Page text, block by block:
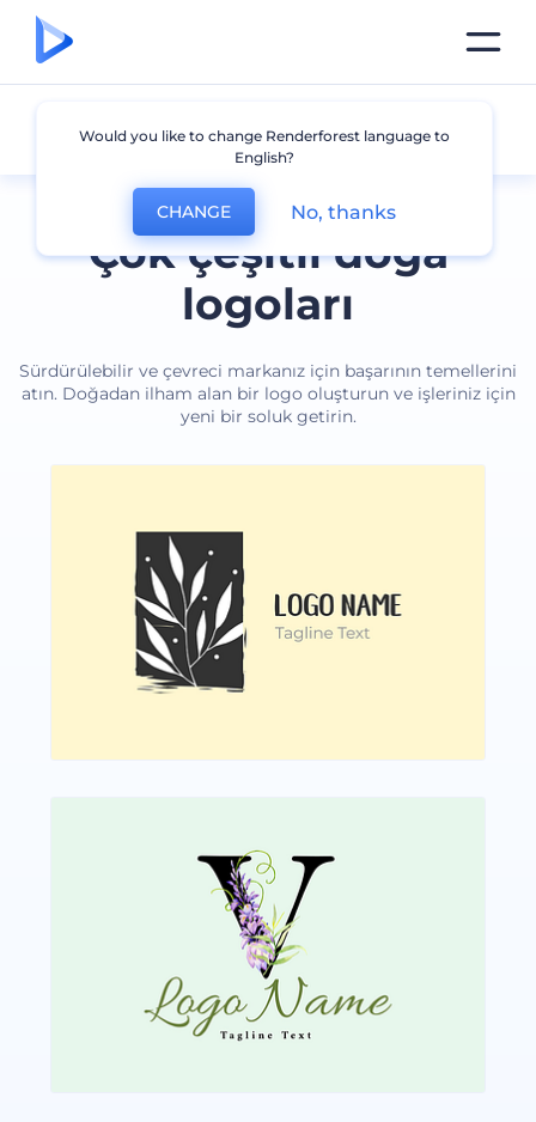
Çok çeşitli doğa
logoları
Sürdürülebilir ve çevreci markanız için başarının temellerini
atın. Doğadan ilham alan bir logo oluşturun ve işleriniz için
yeni bir soluk getirin.
Doğa
Would you like to change Renderforest language to
English?
CHANGE No, thanks